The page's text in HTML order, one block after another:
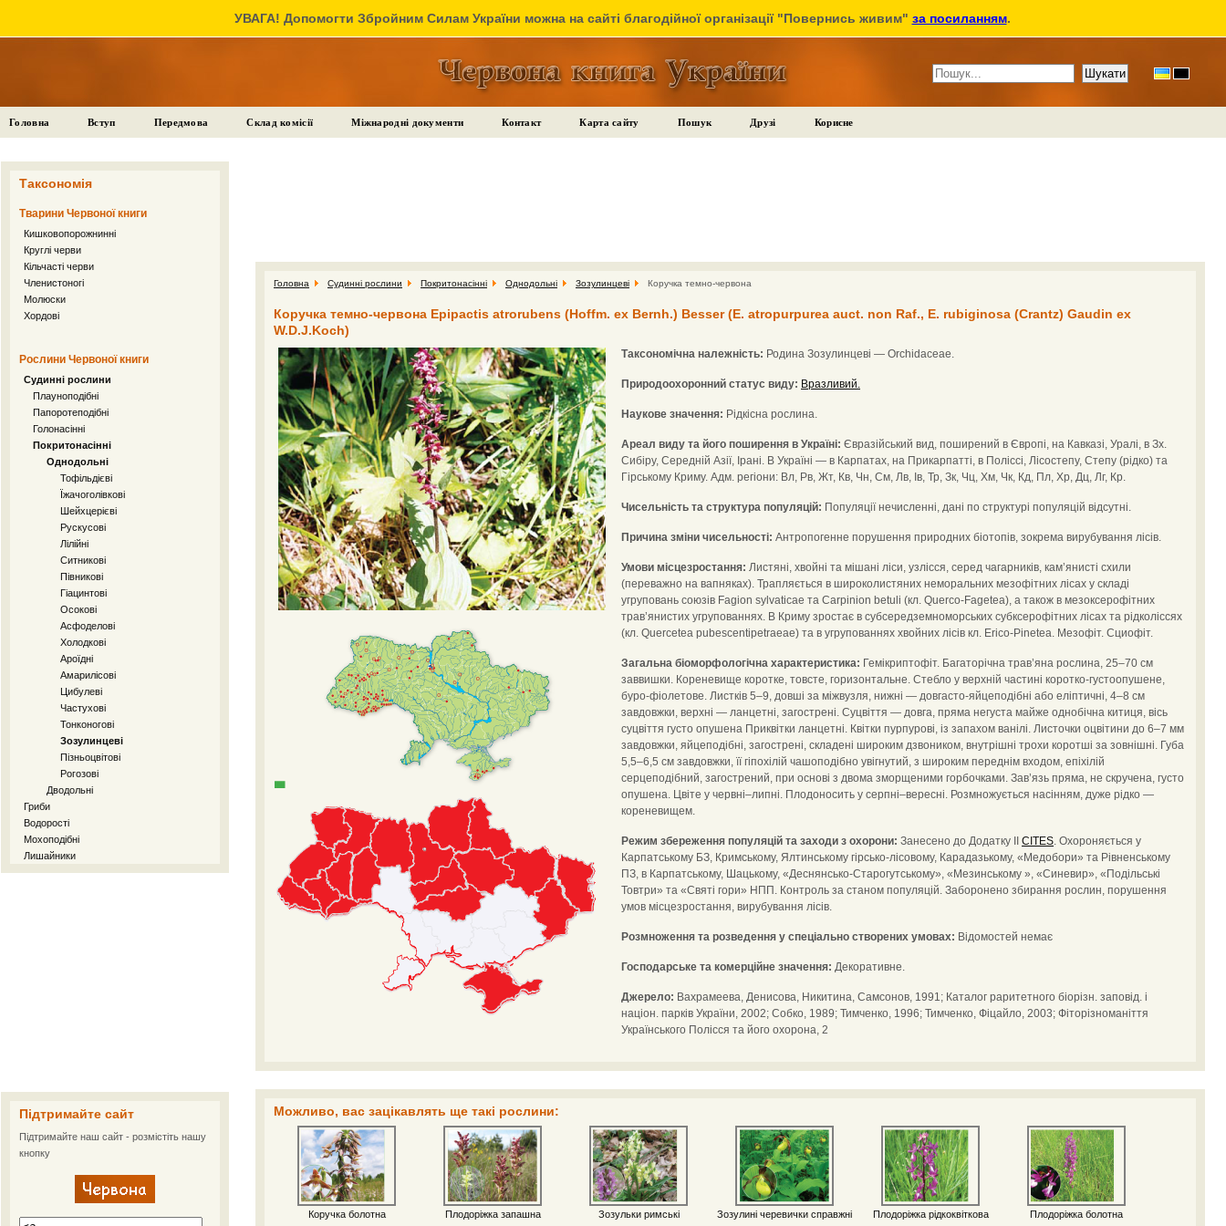
УВАГА! Допомогти Збройним Силам України можна на сайті благодійної організації "Повернись живим" за посиланням.
Головна Вступ Передмова Склад комісії Міжнародні документи Контакт Карта сайту Пошук Друзі Корисне
Таксономія
Тварини Червоної книги
Кишковопорожнинні
Круглі черви
Кільчасті черви
Членистоногі
Молюски
Хордові
Рослини Червоної книги
Судинні рослини
Плауноподібні
Папоротеподібні
Голонасінні
Покритонасінні
Однодольні
Тофільдієві
Їжачоголівкові
Шейхцерієві
Рускусові
Лілійні
Ситникові
Півникові
Гіацинтові
Осокові
Асфоделові
Холодкові
Ароїдні
Амарилісові
Цибулеві
Частухові
Тонконогові
Зозулинцеві
Пізньоцвітові
Рогозові
Дводольні
Гриби
Водорості
Мохоподібні
Лишайники
Підтримайте сайт
Підтримайте наш сайт - розмістіть нашу
кнопку
Головна Судинні рослини Покритонасінні Однодольні Зозулинцеві Коручка темно-червона
Коручка темно-червона Epipactis atrorubens (Hoffm. ex Bernh.) Besser (E. atropurpurea auct. non Raf., E. rubiginosa (Crantz) Gaudin ex
W.D.J.Koch)
Таксономічна належність: Родина Зозулинцеві — Orchidaceae.
Природоохоронний статус виду: Вразливий.
Наукове значення: Рідкісна рослина.
Ареал виду та його поширення в Україні: Євразійський вид, поширений в Європі, на Кавказі, Уралі, в Зх.
Сибіру, Середній Азії, Ірані. В Україні — в Карпатах, на Прикарпатті, в Поліссі, Лісостепу, Степу (рідко) та
Гірському Криму. Адм. регіони: Вл, Рв, Жт, Кв, Чн, См, Лв, Ів, Тр, Зк, Чц, Хм, Чк, Кд, Пл, Хр, Дц, Лг, Кр.
Чисельність та структура популяцій: Популяції нечисленні, дані по структурі популяцій відсутні.
Причина зміни чисельності: Антропогенне порушення природних біотопів, зокрема вирубування лісів.
Умови місцезростання: Листяні, хвойні та мішані ліси, узлісся, серед чагарників, кам’янисті схили
(переважно на вапняках). Трапляється в широколистяних неморальних мезофітних лісах у складі
угруповань союзів Fagion sylvaticae та Carpinion betuli (кл. Querco-Fagetea), а також в мезоксерофітних
трав’янистих угрупованнях. В Криму зростає в субсередземноморських субксерофітних лісах та рідколіссях
(кл. Quercetea pubescentipetraeae) та в угрупованнях хвойних лісів кл. Erico-Pinetea. Мезофіт. Сциофіт.
Загальна біоморфологічна характеристика: Гемікриптофіт. Багаторічна трав’яна рослина, 25–70 см
заввишки. Кореневище коротке, товсте, горизонтальне. Стебло у верхній частині коротко-густоопушене,
буро-фіолетове. Листків 5–9, довші за міжвузля, нижні — довгасто-яйцеподібні або еліптичні, 4–8 см
завдовжки, верхні — ланцетні, загострені. Суцвіття — довга, пряма негуста майже однобічна китиця, вісь
суцвіття густо опушена Приквітки ланцетні. Квітки пурпурові, із запахом ванілі. Листочки оцвітини до 6–7 мм
завдовжки, яйцеподібні, загострені, складені широким дзвоником, внутрішні трохи коротші за зовнішні. Губа
5,5–6,5 см завдовжки, її гіпохілій чашоподібно увігнутий, з широким переднім входом, епіхілій
серцеподібний, загострений, при основі з двома зморщеними горбочками. Зав’язь пряма, не скручена, густо
опушена. Цвіте у червні–липні. Плодоносить у серпні–вересні. Розмножується насінням, дуже рідко —
кореневищем.
Режим збереження популяцій та заходи з охорони: Занесено до Додатку ІІ CITES. Охороняється у
Карпатському БЗ, Кримському, Ялтинському гірсько-лісовому, Карадазькому, «Медобори» та Рівненському
ПЗ, в Карпатському, Шацькому, «Деснянсько-Старогутському», «Мезинському », «Синевир», «Подільські
Товтри» та «Святі гори» НПП. Контроль за станом популяцій. Заборонено збирання рослин, порушення
умов місцезростання, вирубування лісів.
Розмноження та розведення у спеціально створених умовах: Відомостей немає
Господарське та комерційне значення: Декоративне.
Джерело: Вахрамеева, Денисова, Никитина, Самсонов, 1991; Каталог раритетного біорізн. заповід. і
націон. парків України, 2002; Собко, 1989; Тимченко, 1996; Тимченко, Фіцайло, 2003; Фіторізноманіття
Українського Полісся та його охорона, 2
Можливо, вас зацікавлять ще такі рослини:
Коручка болотна
Плодоріжка запашна
Зозульки римські
Зозулині черевички справжні
Плодоріжка рідкоквіткова
Плодоріжка болотна